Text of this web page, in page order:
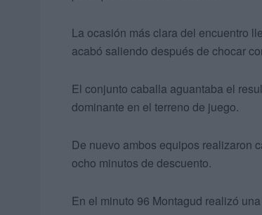
La ocasión más clara del encuentro
acabó saliendo después de chocar
El conjunto caballa aguantaba el
dominante en el terreno de juego.
De nuevo ambos equipos realizaron
ocho minutos de descuento.
En el minuto 96 Montagud realizó